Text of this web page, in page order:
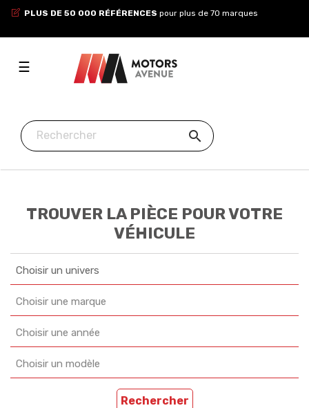
PLUS DE 50 000 RÉFÉRENCES pour plus de 70 marques
Toggle
navigation
☰

TROUVER LA PIÈCE POUR VOTRE
VÉHICULE
Choisir un univers
Choisir une marque
Choisir une année
Choisir un modèle
Rechercher